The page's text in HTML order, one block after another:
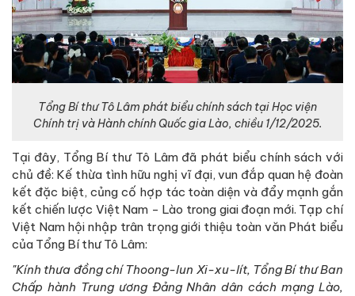
Tổng Bí thư Tô Lâm phát biểu chính sách tại Học viện
Chính trị và Hành chính Quốc gia Lào, chiều 1/12/2025.
Tại đây, Tổng Bí thư Tô Lâm đã phát biểu chính sách với
chủ đề: Kế thừa tình hữu nghị vĩ đại, vun đắp quan hệ đoàn
kết đặc biệt, củng cố hợp tác toàn diện và đẩy mạnh gắn
kết chiến lược Việt Nam - Lào trong giai đoạn mới. Tạp chí
Việt Nam hội nhập trân trọng giới thiệu toàn văn Phát biểu
của Tổng Bí thư Tô Lâm:
"Kính thưa đồng chí Thoong-lun Xi-xu-lít, Tổng Bí thư Ban
Chấp hành Trung ương Đảng Nhân dân cách mạng Lào,